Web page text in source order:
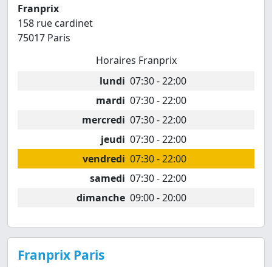
Franprix
158 rue cardinet
75017 Paris
Horaires Franprix
lundi 07:30 - 22:00
mardi 07:30 - 22:00
mercredi 07:30 - 22:00
jeudi 07:30 - 22:00
vendredi 07:30 - 22:00
samedi 07:30 - 22:00
dimanche 09:00 - 20:00
Franprix Paris